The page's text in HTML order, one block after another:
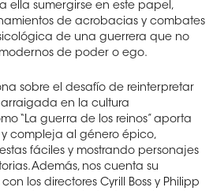
ella sumergirse en este papel,
de acrobacias y combates
de una guerrera que no
de poder o ego.
sobre el desafío de reinterpretar
en la cultura
“La guerra de los reinos” aporta
compleja al género épico,
fáciles y mostrando personajes
Además, nos cuenta su
los directores Cyrill Boss y Philipp